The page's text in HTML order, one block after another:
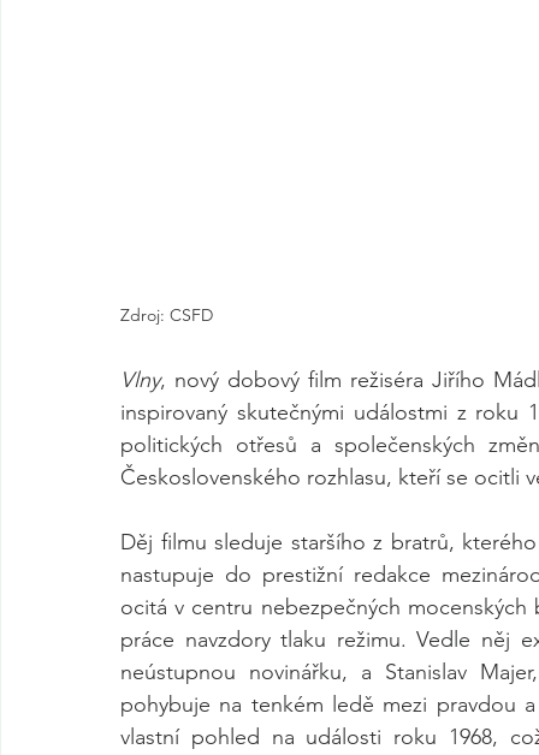
Zdroj: CSFD
Vlny, nový dobový film režiséra Jiřího
inspirovaný skutečnými událostmi z roku
politických otřesů a společenských
Československého rozhlasu, kteří se ocitli
Děj filmu sleduje staršího z bratrů,
nastupuje do prestižní redakce
ocitá v centru nebezpečných
práce navzdory tlaku režimu. Vedle něj
neústupnou novinářku, a Stanislav
pohybuje na tenkém ledě mezi pravdou
vlastní pohled na události roku 1968,